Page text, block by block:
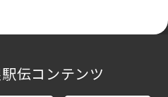
伝コンテンツ